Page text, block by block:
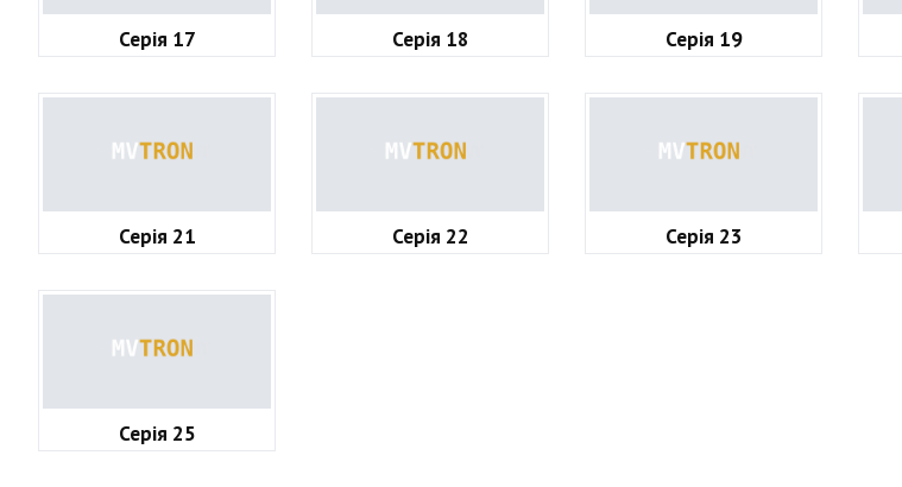
Серія 17 Серія 18 Серія 19
Серія 21 Серія 22 Серія 23
Серія 25